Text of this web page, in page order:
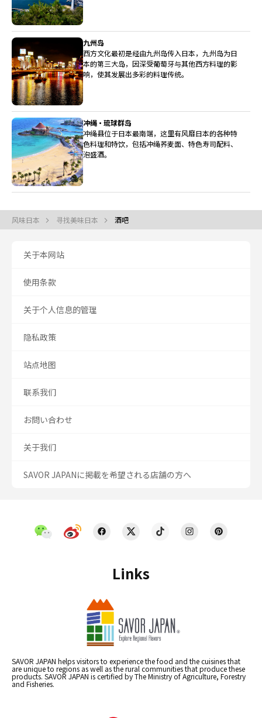
九州岛
西方文化最初是经由九州岛传入日本，九州岛为日
本的第三大岛，因深受葡萄牙与其他西方料理的影
响，使其发展出多彩的料理传统。
冲绳・琉球群岛
冲绳县位于日本最南端，这里有风靡日本的各种特
色料理和特饮，包括冲绳荞麦面、特色寿司配料、
泡盛酒。
风味日本 寻找美味日本 酒吧
Links
SAVOR JAPAN helps visitors to experience the food and the cuisines that
are unique to regions as well as the rural communities that produce these
products. SAVOR JAPAN is certified by The Ministry of Agriculture, Forestry
and Fisheries.
关于本网站
使用条款
关于个人信息的管理
隐私政策
站点地图
联系我们
お問い合わせ
关于我们
SAVOR JAPANに掲載を希望される店舗の方へ